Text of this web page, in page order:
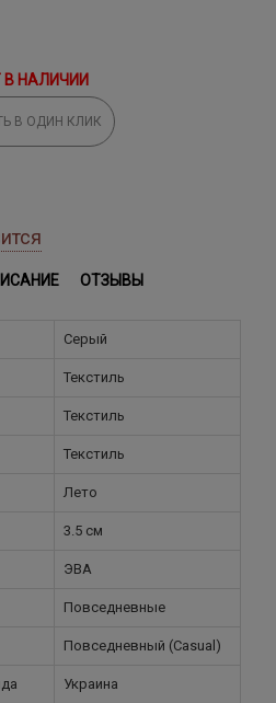
В НАЛИЧИИ
В ОДИН КЛИК
ОТЗЫВЫ
Серый
Текстиль
Текстиль
Текстиль
Лето
3.5 см
ЭВА
Повседневные
Повседневный (Casual)
Украина